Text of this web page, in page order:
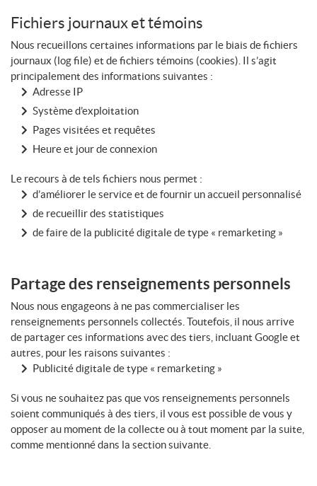
Fichiers journaux et témoins
Nous recueillons certaines informations par le biais de fichiers
journaux (log file) et de fichiers témoins (cookies). Il s’agit
principalement des informations suivantes :
Adresse IP
Système d’exploitation
Pages visitées et requêtes
Heure et jour de connexion
Le recours à de tels fichiers nous permet :
d’améliorer le service et de fournir un accueil personnalisé
de recueillir des statistiques
de faire de la publicité digitale de type « remarketing »
Partage des renseignements personnels
Nous nous engageons à ne pas commercialiser les
renseignements personnels collectés. Toutefois, il nous arrive
de partager ces informations avec des tiers, incluant Google et
autres, pour les raisons suivantes :
Publicité digitale de type « remarketing »
Si vous ne souhaitez pas que vos renseignements personnels
soient communiqués à des tiers, il vous est possible de vous y
opposer au moment de la collecte ou à tout moment par la suite,
comme mentionné dans la section suivante.